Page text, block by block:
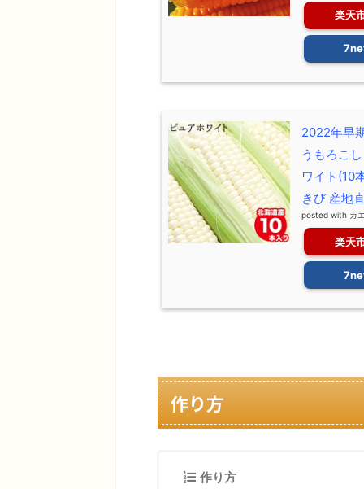
楽天
2022年早
うもろこ
ワイト(10
きび 産地
posted with カ
楽天
作り方
作り方